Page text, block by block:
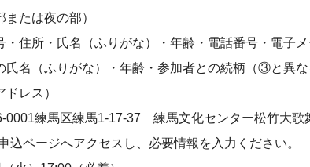
たは夜の部）
住所・氏名（ふりがな）・年齢・電話番号・電子メ
名（ふりがな）・年齢・参加者との続柄（③と異
レス）
0001練馬区練馬1-17-37 練馬文化センター松竹大歌
込ページへアクセスし、必要情報を入力ください。